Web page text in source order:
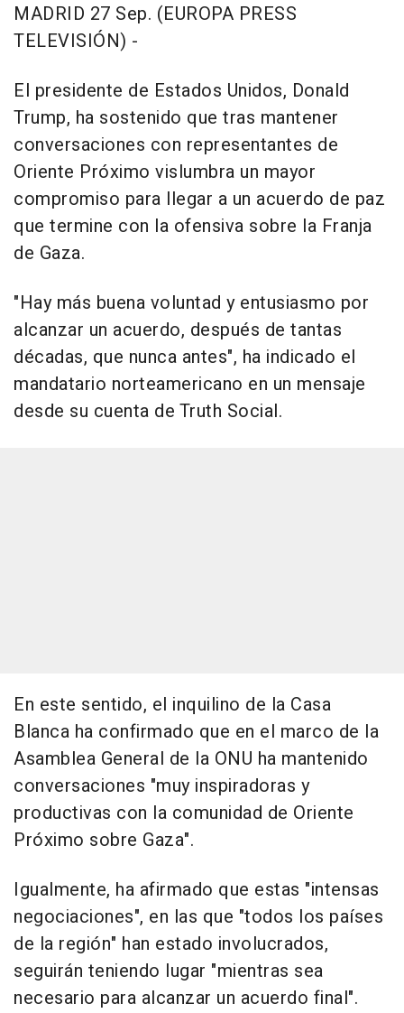
MADRID 27 Sep. (EUROPA PRESS
TELEVISIÓN) -
El presidente de Estados Unidos, Donald
Trump, ha sostenido que tras mantener
conversaciones con representantes de
Oriente Próximo vislumbra un mayor
compromiso para llegar a un acuerdo de paz
que termine con la ofensiva sobre la Franja
de Gaza.
"Hay más buena voluntad y entusiasmo por
alcanzar un acuerdo, después de tantas
décadas, que nunca antes", ha indicado el
mandatario norteamericano en un mensaje
desde su cuenta de Truth Social.
En este sentido, el inquilino de la Casa
Blanca ha confirmado que en el marco de la
Asamblea General de la ONU ha mantenido
conversaciones "muy inspiradoras y
productivas con la comunidad de Oriente
Próximo sobre Gaza".
Igualmente, ha afirmado que estas "intensas
negociaciones", en las que "todos los países
de la región" han estado involucrados,
seguirán teniendo lugar "mientras sea
necesario para alcanzar un acuerdo final".